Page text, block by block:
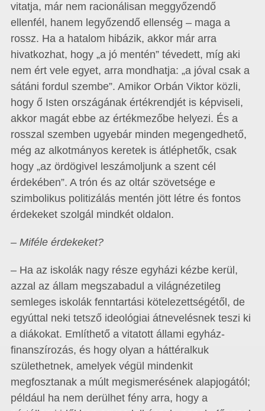
vitatja, már nem racionálisan meggyőzendő
ellenfél, hanem legyőzendő ellenség – maga a
rossz. Ha a hatalom hibázik, akkor már arra
hivatkozhat, hogy „a jó mentén” tévedett, míg aki
nem ért vele egyet, arra mondhatja: „a jóval csak a
sátáni fordul szembe”. Amikor Orbán Viktor közli,
hogy ő Isten országának értékrendjét is képviseli,
akkor magát ebbe az értékmezőbe helyezi. És a
rosszal szemben ugyebár minden megengedhető,
még az alkotmányos keretek is átléphetők, csak
hogy „az ördögivel leszámoljunk a szent cél
érdekében”. A trón és az oltár szövetsége e
szimbolikus politizálás mentén jött létre és fontos
érdekeket szolgál mindkét oldalon.
– Miféle érdekeket?
– Ha az iskolák nagy része egyházi kézbe kerül,
azzal az állam megszabadul a világnézetileg
semleges iskolák fenntartási kötelezettségétől, de
egyúttal neki tetsző ideológiai átnevelésnek teszi ki
a diákokat. Említhető a vitatott állami egyház-
finanszírozás, és hogy olyan a háttéralkuk
születhetnek, amelyek végül mindenkit
megfosztanak a múlt megismerésének alapjogától;
például ha nem derülhet fény arra, hogy a